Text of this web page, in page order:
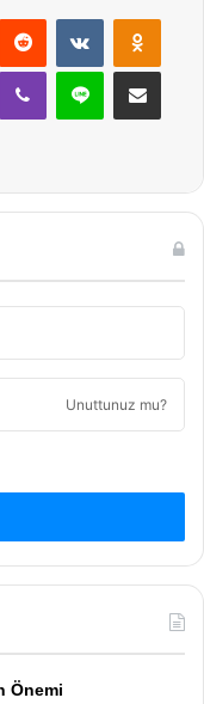
Reddit VKontakte
Viber Line E-Posta ile
Unuttunuz mu?
Önemi